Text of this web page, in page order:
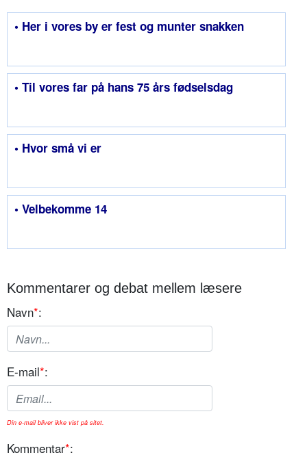
• Her i vores by er fest og munter snakken
• Til vores far på hans 75 års fødselsdag
• Hvor små vi er
• Velbekomme 14
Kommentarer og debat mellem læsere
Navn*:
E-mail*:
Din e-mail bliver ikke vist på sitet.
Kommentar*: